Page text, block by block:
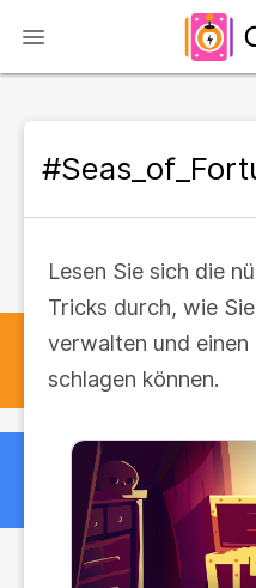
Lesen Sie sich die
Tricks durch, wie
verwalten und
schlagen können.